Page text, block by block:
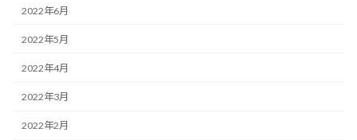
2022年6月
2022年5月
2022年4月
2022年3月
2022年2月